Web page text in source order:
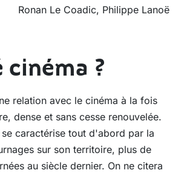
Ronan Le Coadic, Philippe Lanoë
cinéma ?
relation avec le cinéma à la fois
dense et sans cesse renouvelée.
caractérise tout d'abord par la
sur son territoire, plus de
au siècle dernier. On ne citera